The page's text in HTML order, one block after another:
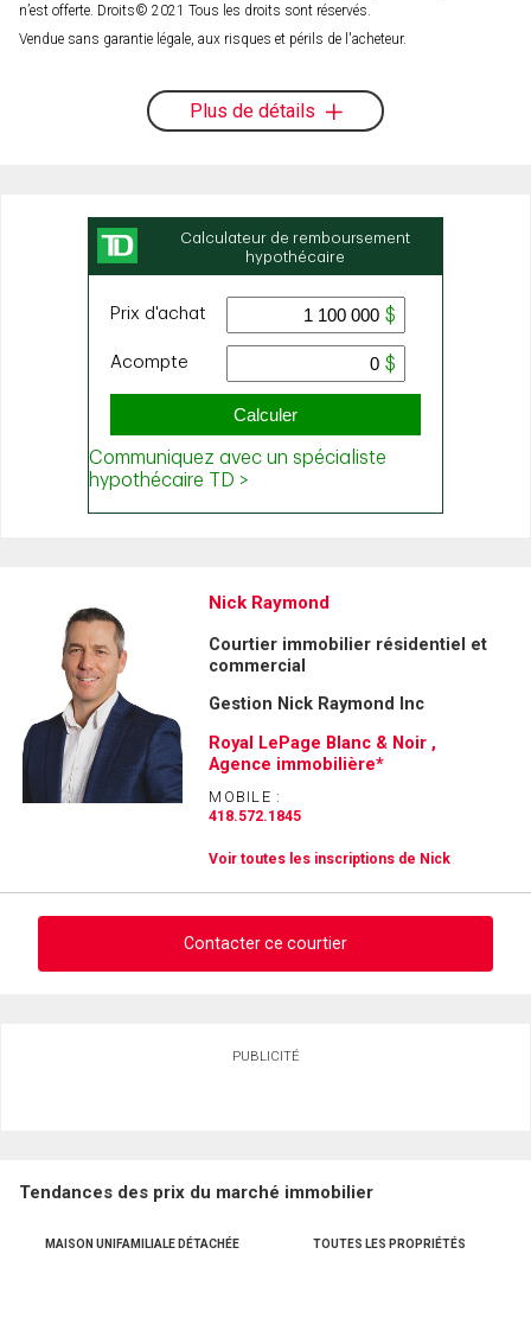
n’est offerte. Droits© 2021 Tous les droits sont réservés.
Vendue sans garantie légale, aux risques et périls de l'acheteur.
Plus de détails
Nick Raymond
Courtier immobilier résidentiel et
commercial
Gestion Nick Raymond Inc
Royal LePage Blanc & Noir ,
Agence immobilière*
MOBILE :
418.572.1845
Voir toutes les inscriptions de Nick
Contacter ce courtier
Téléphone
PUBLICITÉ
Tendances des prix du marché immobilier
MAISON UNIFAMILIALE DÉTACHÉE TOUTES LES PROPRIÉTÉS